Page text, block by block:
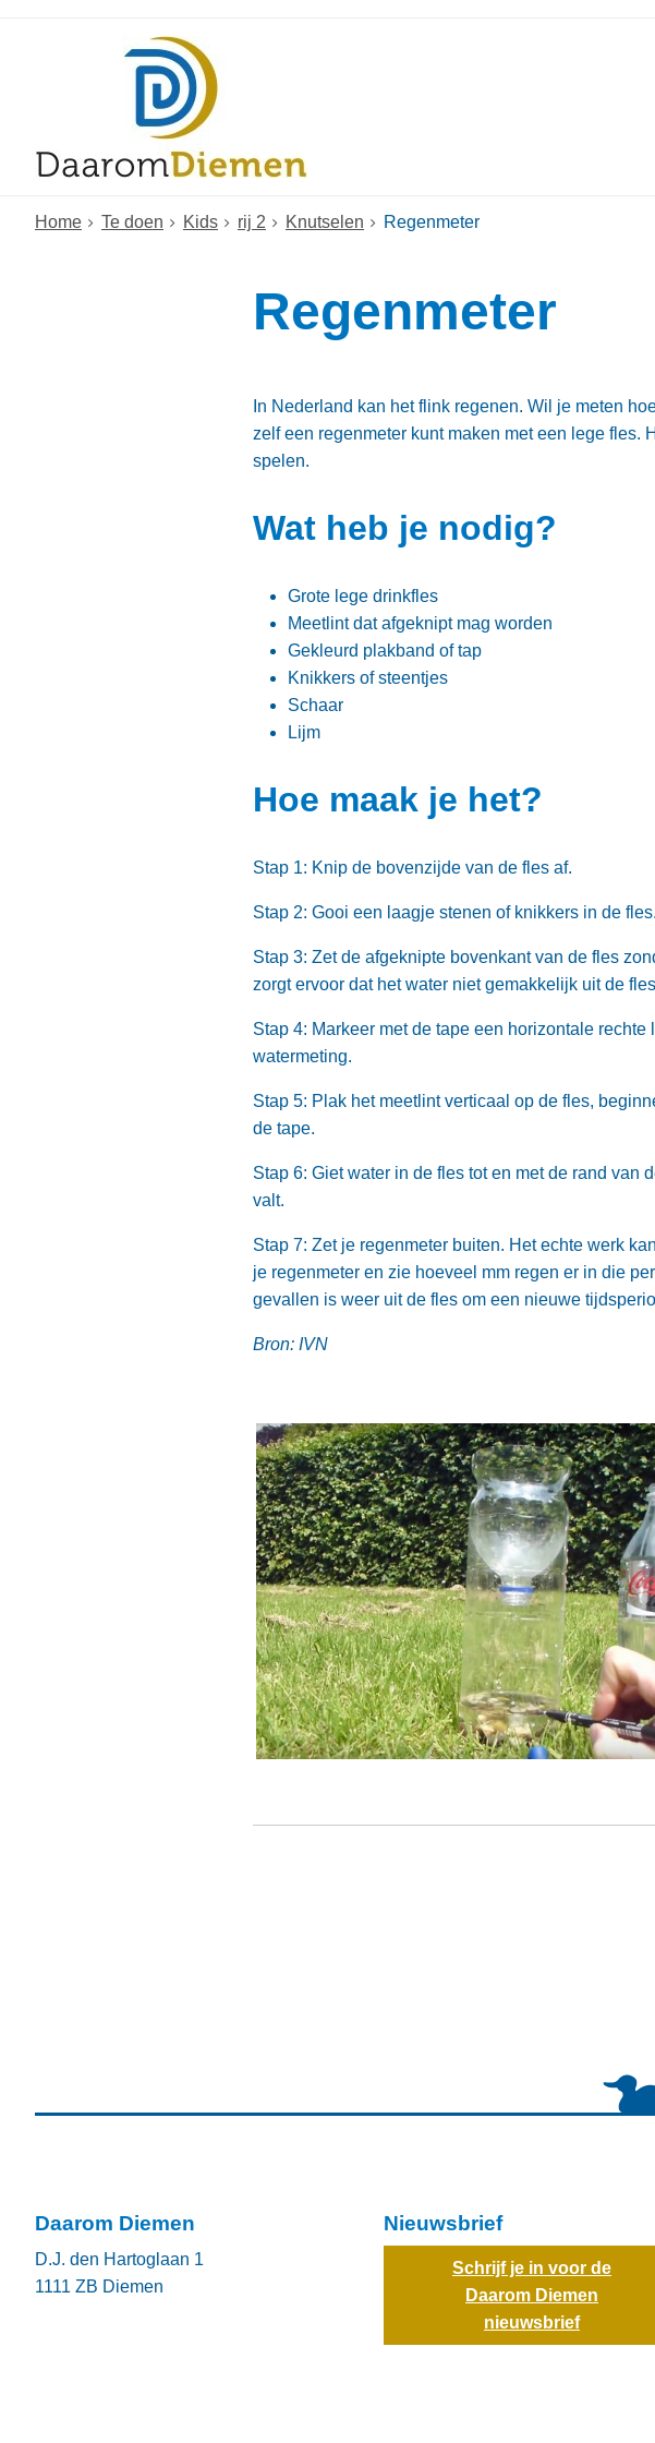
Home Te doen Kids rij 2 Knutselen Regenmeter
Regenmeter
In Nederland kan het flink regenen. Wil je meten
zelf een regenmeter kunt maken met een lege
spelen.
Wat heb je nodig?
Grote lege drinkfles
Meetlint dat afgeknipt mag worden
Gekleurd plakband of tap
Knikkers of steentjes
Schaar
Lijm
Hoe maak je het?
Stap 1: Knip de bovenzijde van de fles af.
Stap 2: Gooi een laagje stenen of knikkers in de
Stap 3: Zet de afgeknipte bovenkant van de fles
zorgt ervoor dat het water niet gemakkelijk uit de
Stap 4: Markeer met de tape een horizontale
watermeting.
Stap 5: Plak het meetlint verticaal op de fles,
de tape.
Stap 6: Giet water in de fles tot en met de rand
valt.
Stap 7: Zet je regenmeter buiten. Het echte werk
je regenmeter en zie hoeveel mm regen er in die
gevallen is weer uit de fles om een nieuwe
Bron: IVN
Daarom Diemen
D.J. den Hartoglaan 1
1111 ZB Diemen
Nieuwsbrief
Schrijf je in voor de
Daarom Diemen
nieuwsbrief